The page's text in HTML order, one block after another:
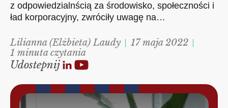
z odpowiedzialnścią za środowisko, społeczności i
ład korporacyjny, zwróciły uwagę na…
Lilianna (Elżbieta) Laudy
17 maja 2022
1 minuta czytania
Udostepnij